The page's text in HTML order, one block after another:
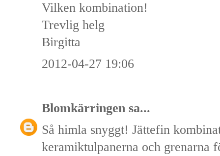
Vilken kombination!
Trevlig helg
Birgitta
2012-04-27 19:06
Blomkärringen sa...
Så himla snyggt! Jättefin
keramiktulpanerna och grenarna